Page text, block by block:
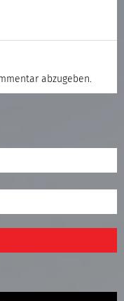
abzugeben.